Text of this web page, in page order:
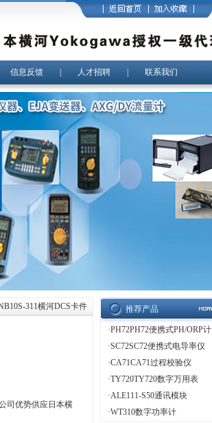
信息反馈 人才招聘 联系我们
311横河DCS卡件
司优势供应日本横
推荐产品
·PH72PH72便携式PH/ORP计
·SC72SC72便携式电导率仪
·CA71CA71过程校验仪
·TY720TY720数字万用表
·ALE111-S50通讯模块
·WT310数字功率计